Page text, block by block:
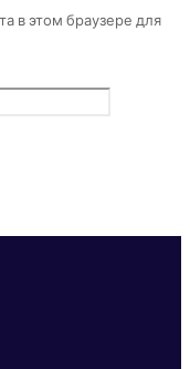
в этом браузере для